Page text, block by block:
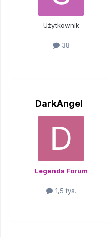
Użytkownik
38
DarkAngel
Legenda Forum
1,5 tys.